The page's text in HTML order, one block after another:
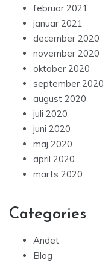
februar 2021
januar 2021
december 2020
november 2020
oktober 2020
september 2020
august 2020
juli 2020
juni 2020
maj 2020
april 2020
marts 2020
Categories
Andet
Blog